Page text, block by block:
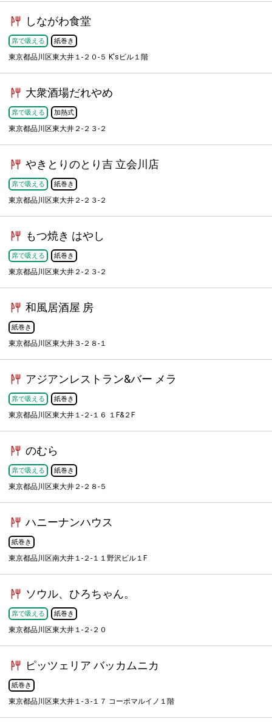
しながわ食堂
席で吸える 紙巻き
東京都品川区東大井１-２０-５ K'sビル１階
大衆酒場だれやめ
席で吸える 加熱式
東京都品川区東大井２-２３-２
やきとりのとり吉 立会川店
席で吸える 紙巻き
東京都品川区東大井２-２３-２
もつ焼き はやし
席で吸える 紙巻き
東京都品川区東大井２-２３-２
和風居酒屋 房
紙巻き
東京都品川区東大井３-２８-１
アジアンレストラン&バー メラ
席で吸える 紙巻き
東京都品川区東大井１-２-１６ １F&２F
のむら
席で吸える 紙巻き
東京都品川区東大井２-２８-５
ハニーナンハウス
紙巻き
東京都品川区南大井１-２-１１野沢ビル１F
ソウル、ひろちゃん。
席で吸える 紙巻き
東京都品川区東大井１-２-２０
ピッツェリア バッカムニカ
紙巻き
東京都品川区東大井１-３-１７ コーポマルイノ１階